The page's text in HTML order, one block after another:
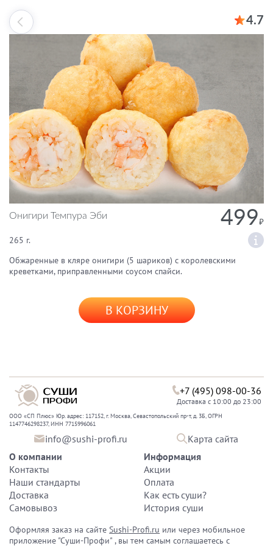
4.7
Онигири Темпура Эби 499
265 г.
Обжаренные в кляре онигири (5 шариков) с королевскими
креветками, приправленными соусом спайси.
В КОРЗИНУ
+7 (495) 098-00-36
Доставка с 10:00 до 23:00
ООО «СП Плюс» Юр. адрес: 117152, г. Москва, Севастопольский пр-т, д. 3Б, ОГРН
1147746298237, ИНН 7715996061
info@sushi-profi.ru
Карта сайта
О компании
Контакты
Наши стандарты
Доставка
Самовывоз
Информация
Акции
Оплата
Как есть суши?
История суши
Оформляя заказ на сайтеSushi-Profi.ru или через мобильное
приложение "Суши-Профи" , вы тем самым соглашаетесь с